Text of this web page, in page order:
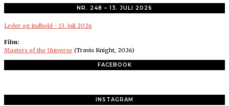
NR. 248 – 13. JULI 2026
Leder og indhold - 13. juli 2026
Film:
Masters of the Universe (Travis Knight, 2026)
FACEBOOK
INSTAGRAM